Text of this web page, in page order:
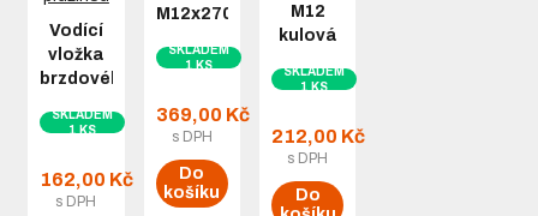
Vodící
vložka
brzdového
M10
s
pružinou
SKLADEM
1 KS
162,00 Kč
s DPH
M12x2700
zn
SKLADEM
1 KS
369,00 Kč
s DPH
Do
košíku
M12
kulová
vahadlům)
SKLADEM
1 KS
212,00 Kč
s DPH
Do